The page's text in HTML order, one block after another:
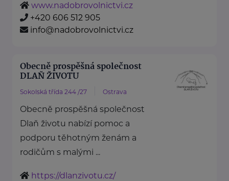
www.nadobrovolnictvi.cz
+420 606 512 905
info@nadobrovolnictvi.cz
Obecně prospěšná společnost
DLAŇ ŽIVOTU
Sokolská třída 244 /27 Ostrava
Obecně prospěšná společnost
Dlaň životu nabízí pomoc a
podporu těhotným ženám a
rodičům s malými ...
https://dlanzivotu.cz/